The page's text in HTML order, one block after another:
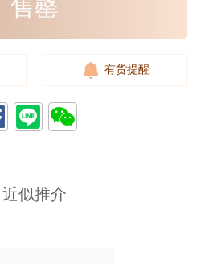
售罄
有货提醒
近似推介
钢 游艇 灰面
107,000.00